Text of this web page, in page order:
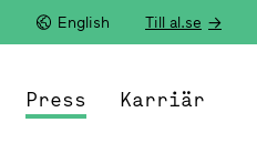
English Till al.se
Press Karriär